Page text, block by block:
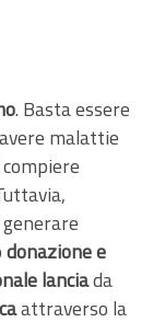
. Basta essere
malattie
donazione e
lanciada
attraverso la